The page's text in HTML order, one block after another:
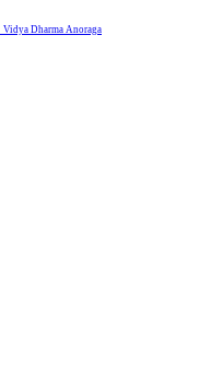
Vidya Dharma Anoraga